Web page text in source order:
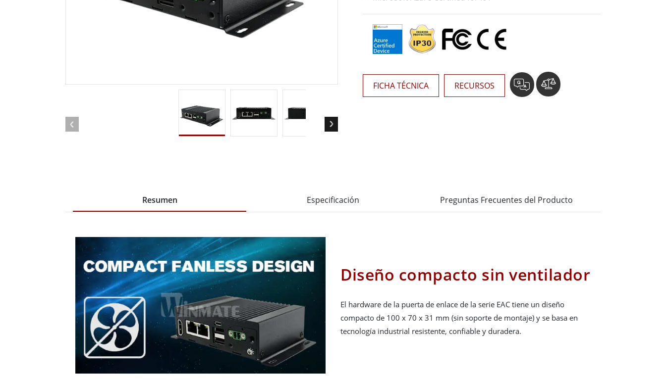
Ordenador montado en vehículo con
More
Panel PC de grado ATEX
Tecnología de IA
Movilidad con Edge AI
Box PCs con Edge AI
Grado de Acero Inoxidable
FICHA TÉCNICA RECURSOS
Resumen Especificación Preguntas Frecuentes del Producto
Diseño compacto sin ventilador
El hardware de la puerta de enlace de la serie EAC tiene un diseño
compacto de 100 x 70 x 31 mm (sin soporte de montaje) y se basa en
tecnología industrial resistente, confiable y duradera.